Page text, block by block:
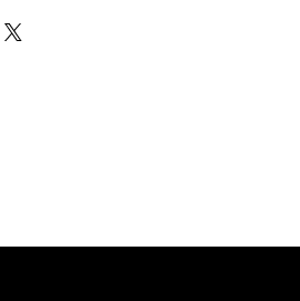
- Electronics Services
/ sales01@escmedicams.com